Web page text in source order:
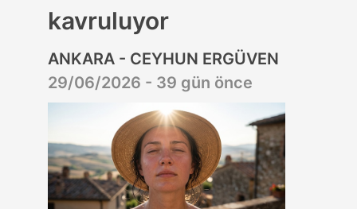
kavruluyor
ANKARA - CEYHUN ERGÜVEN
29/06/2026 - 39 gün önce